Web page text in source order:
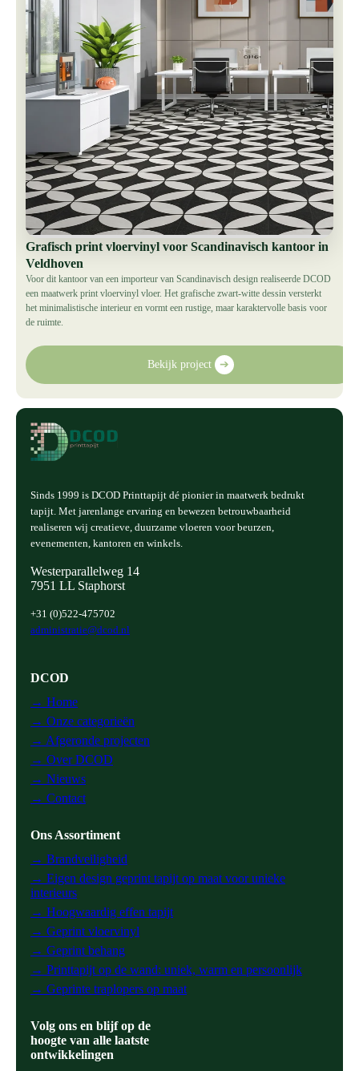
Grafisch print vloervinyl voor Scandinavisch kantoor in
Veldhoven
Voor dit kantoor van een importeur van Scandinavisch design realiseerde DCOD
een maatwerk print vloervinyl vloer. Het grafische zwart-witte dessin versterkt
het minimalistische interieur en vormt een rustige, maar karaktervolle basis voor
de ruimte.
Bekijk project ➔
Sinds 1999 is DCOD Printtapijt dé pionier in maatwerk bedrukt
tapijt. Met jarenlange ervaring en bewezen betrouwbaarheid
realiseren wij creatieve, duurzame vloeren voor beurzen,
evenementen, kantoren en winkels.
Westerparallelweg 14
7951 LL Staphorst
+31 (0)522-475702
administratie@dcod.nl
DCOD
→ Home
→ Onze categorieën
→ Afgeronde projecten
→ Over DCOD
→ Nieuws
→ Contact
Ons Assortiment
→ Brandveiligheid
→ Eigen design geprint tapijt op maat voor unieke
interieurs
→ Hoogwaardig effen tapijt
→ Geprint vloervinyl
→ Geprint behang
→ Printtapijt op de wand: uniek, warm en persoonlijk
→ Geprinte traplopers op maat
Volg ons en blijf op de
hoogte van alle laatste
ontwikkelingen